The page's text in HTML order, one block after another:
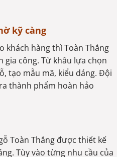
kỹ càng
khách hàng thì Toàn Thắng
công. Từ khâu lựa chọn
tạo mẫu mã, kiểu dáng. Đội
thành phẩm hoàn hảo
Toàn Thắng được thiết kế
Tùy vào từng nhu cầu của